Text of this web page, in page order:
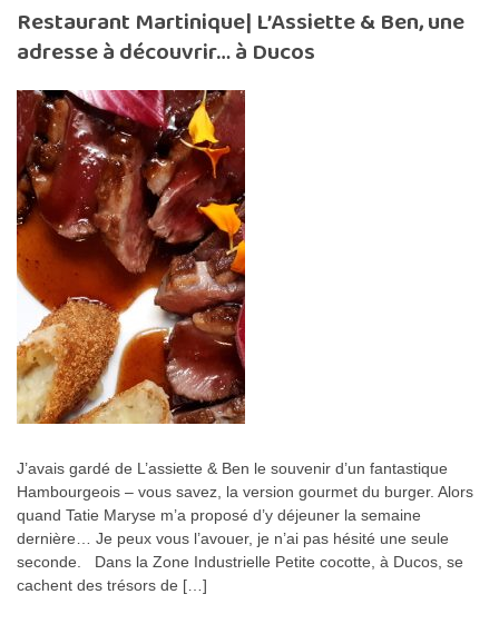
Restaurant Martinique| L’Assiette & Ben, une
adresse à découvrir… à Ducos
J’avais gardé de L’assiette & Ben le souvenir d’un fantastique
Hambourgeois – vous savez, la version gourmet du burger. Alors
quand Tatie Maryse m’a proposé d’y déjeuner la semaine
dernière… Je peux vous l’avouer, je n’ai pas hésité une seule
seconde. Dans la Zone Industrielle Petite cocotte, à Ducos, se
cachent des trésors de […]